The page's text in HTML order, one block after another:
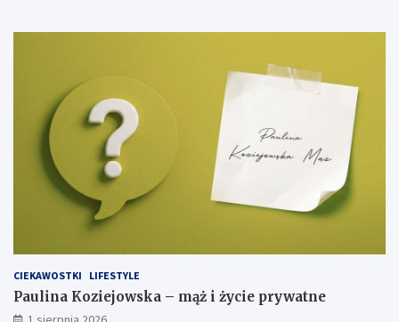
CIEKAWOSTKI LIFESTYLE
Paulina Koziejowska – mąż i życie prywatne